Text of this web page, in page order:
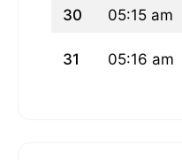
30 05:15 am
31 05:16 am